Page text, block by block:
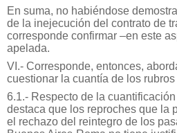
En suma, no habiéndose
de la inejecución del contrato de
corresponde confirmar –en este
apelada.
VI.- Corresponde, entonces,
cuestionar la cuantía de los
6.1.- Respecto de la
destaca que los reproches que la
el rechazo del reintegro de los